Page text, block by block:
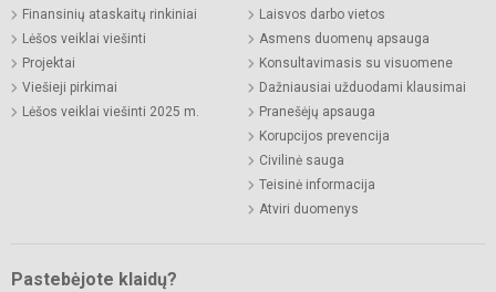
Finansinių ataskaitų rinkiniai
Lėšos veiklai viešinti
Projektai
Viešieji pirkimai
Lėšos veiklai viešinti 2025 m.
Laisvos darbo vietos
Asmens duomenų apsauga
Konsultavimasis su visuomene
Dažniausiai užduodami klausimai
Pranešėjų apsauga
Korupcijos prevencija
Civilinė sauga
Teisinė informacija
Atviri duomenys
Pastebėjote klaidų?